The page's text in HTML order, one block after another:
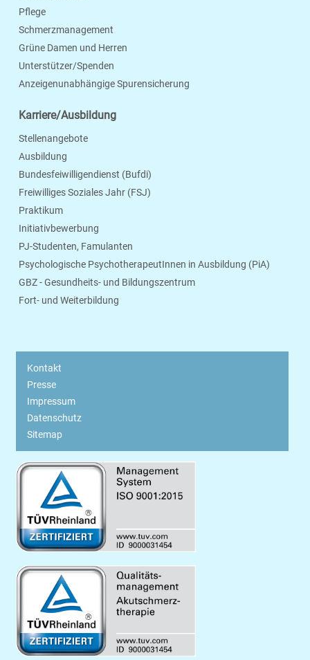
Pflege
Schmerzmanagement
Grüne Damen und Herren
Unterstützer/Spenden
Anzeigenunabhängige Spurensicherung
Karriere/Ausbildung
Stellenangebote
Ausbildung
Bundesfeiwilligendienst (Bufdi)
Freiwilliges Soziales Jahr (FSJ)
Praktikum
Initiativbewerbung
PJ-Studenten, Famulanten
Psychologische PsychotherapeutInnen in Ausbildung (PiA)
GBZ - Gesundheits- und Bildungszentrum
Fort- und Weiterbildung
Kontakt
Presse
Impressum
Datenschutz
Sitemap